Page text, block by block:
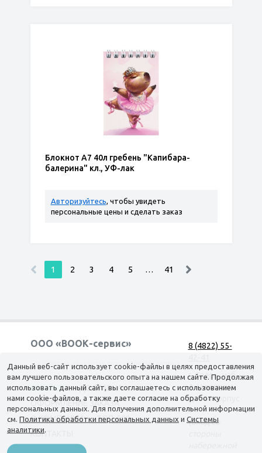
Блокнот А7 40л гребень "Капибара-
балерина" кл., УФ-лак
Авторизуйтесь, чтобы увидеть
персональные цены и сделать заказ
1 2 3 4 5 … 41
ООО «ВООК-сервис»
Согласие на обработку персональных данных
КАТАЛОГ
ДОСТАВКА
ОФОРМЛЕНИЕ ЗАКАЗА
О КОМПАНИИ
ТОП-500
КОНТАКТЫ
8 (4822) 55-
г. Тверь, наб.
А. Никитина,
д. 144 корпус
1
(вход со
Данный веб-сайт использует cookie-файлы в целях предоставления
вам лучшего пользовательского опыта на нашем сайте. Продолжая
использовать данный сайт, вы соглашаетесь с использованием
нами cookie-файлов, а также даете согласие на обработку
персональных данных. Для получения дополнительной информации
см. Политика обработки персональных данных и Системы
аналитики